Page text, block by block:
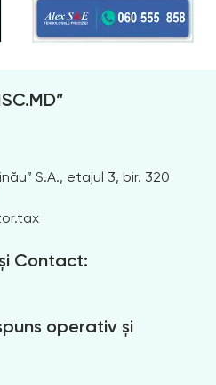
S.A., etajul 3, bir. 320
Contact:
operativ și